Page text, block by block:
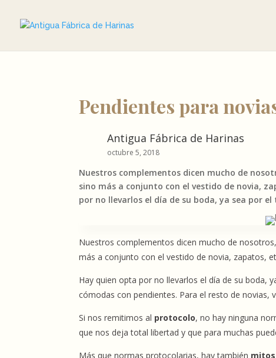
Pendientes para
Antigua Fábrica de Harinas
octubre 5, 2018
Nuestros complementos dicen mucho de
sino más a conjunto con el vestido de novia,
por no llevarlos el día de su boda, ya sea por
Nuestros complementos dicen mucho de
más a conjunto con el vestido de novia, zapatos,
Hay quien opta por no llevarlos el día de su boda,
cómodas con pendientes. Para el resto de
Si nos remitimos al protocolo, no hay ninguna
que nos deja total libertad y que para muchas
Más que normas protocolarias, hay también